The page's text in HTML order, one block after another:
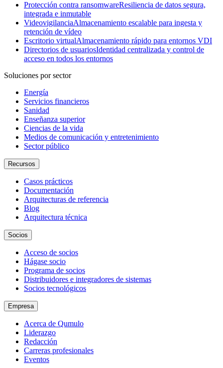
Protección contra ransomwareResiliencia de datos segura,
integrada e inmutable
VideovigilanciaAlmacenamiento escalable para ingesta y
retención de vídeo
Escritorio virtualAlmacenamiento rápido para entornos VDI
Directorios de usuariosIdentidad centralizada y control de
acceso en todos los entornos
Soluciones por sector
Energía
Servicios financieros
Sanidad
Enseñanza superior
Ciencias de la vida
Medios de comunicación y entretenimiento
Sector público
Recursos
Casos prácticos
Documentación
Arquitecturas de referencia
Blog
Arquitectura técnica
Socios
Acceso de socios
Hágase socio
Programa de socios
Distribuidores e integradores de sistemas
Socios tecnológicos
Empresa
Acerca de Qumulo
Liderazgo
Redacción
Carreras profesionales
Eventos